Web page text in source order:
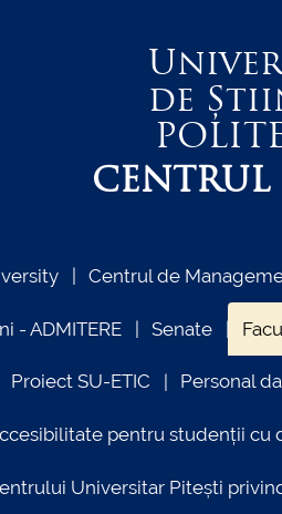
de
Centrul de
- ADMITERE Senate
Proiect SU-ETIC Personal
pentru studenții cu
Universitar Pitești